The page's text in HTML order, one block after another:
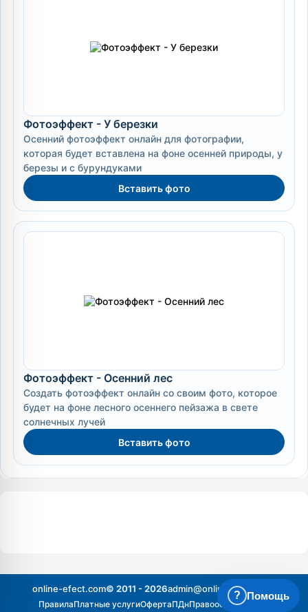
Фотоэффект - У березки
Осенний фотоэффект онлайн для фотографии,
которая будет вставлена на фоне осенней природы, у
березы и с бурундуками
Вставить фото
Фотоэффект - Осенний лес
Создать фотоэффект онлайн со своим фото, которое
будет на фоне лесного осеннего пейзажа в свете
солнечных лучей
Вставить фото
online-efect.com© 2011 - 2026admin@online-efect.com
ПравилаПлатные услугиОфертаПДнПравообладателям
? Помощь